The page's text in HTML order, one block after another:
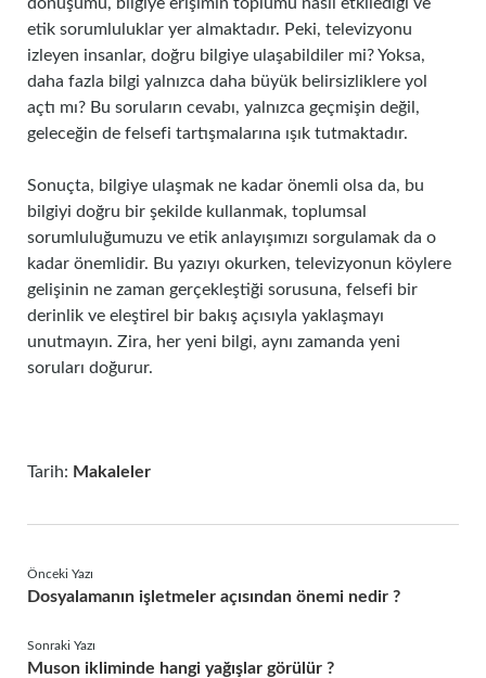
etik sorumluluklar yer almaktadır. Peki, televizyonu
izleyen insanlar, doğru bilgiye ulaşabildiler mi? Yoksa,
daha fazla bilgi yalnızca daha büyük belirsizliklere yol
açtı mı? Bu soruların cevabı, yalnızca geçmişin değil,
geleceğin de felsefi tartışmalarına ışık tutmaktadır.
Sonuçta, bilgiye ulaşmak ne kadar önemli olsa da, bu
bilgiyi doğru bir şekilde kullanmak, toplumsal
sorumluluğumuzu ve etik anlayışımızı sorgulamak da o
kadar önemlidir. Bu yazıyı okurken, televizyonun köylere
gelişinin ne zaman gerçekleştiği sorusuna, felsefi bir
derinlik ve eleştirel bir bakış açısıyla yaklaşmayı
unutmayın. Zira, her yeni bilgi, aynı zamanda yeni
soruları doğurur.
Tarih: Makaleler
Önceki Yazı
Dosyalamanın işletmeler açısından önemi nedir ?
Sonraki Yazı
Muson ikliminde hangi yağışlar görülür ?